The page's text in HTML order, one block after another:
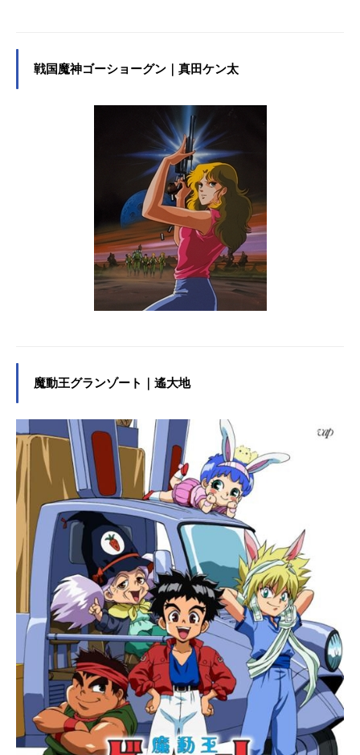
戦国魔神ゴーショーグン｜真田ケン太
魔動王グランゾート｜遙大地